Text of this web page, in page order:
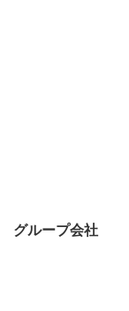
グループ会社